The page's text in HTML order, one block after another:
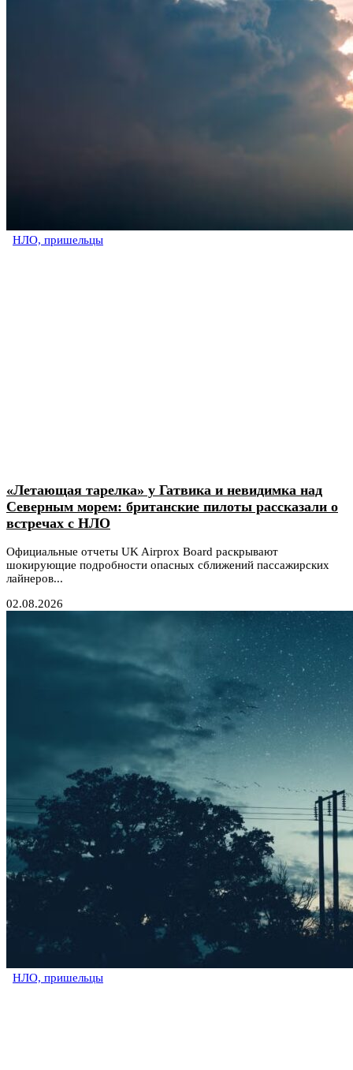
НЛО, пришельцы
«Летающая тарелка» у Гатвика и невидимка над
Северным морем: британские пилоты рассказали о
встречах с НЛО
Официальные отчеты UK Airprox Board раскрывают
шокирующие подробности опасных сближений пассажирских
лайнеров...
02.08.2026
НЛО, пришельцы